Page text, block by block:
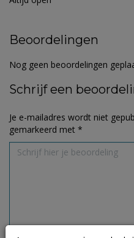
Beoordelingen
Nog geen beoordelingen
Schrijf een
Je e-mailadres wordt niet
gemarkeerd met *